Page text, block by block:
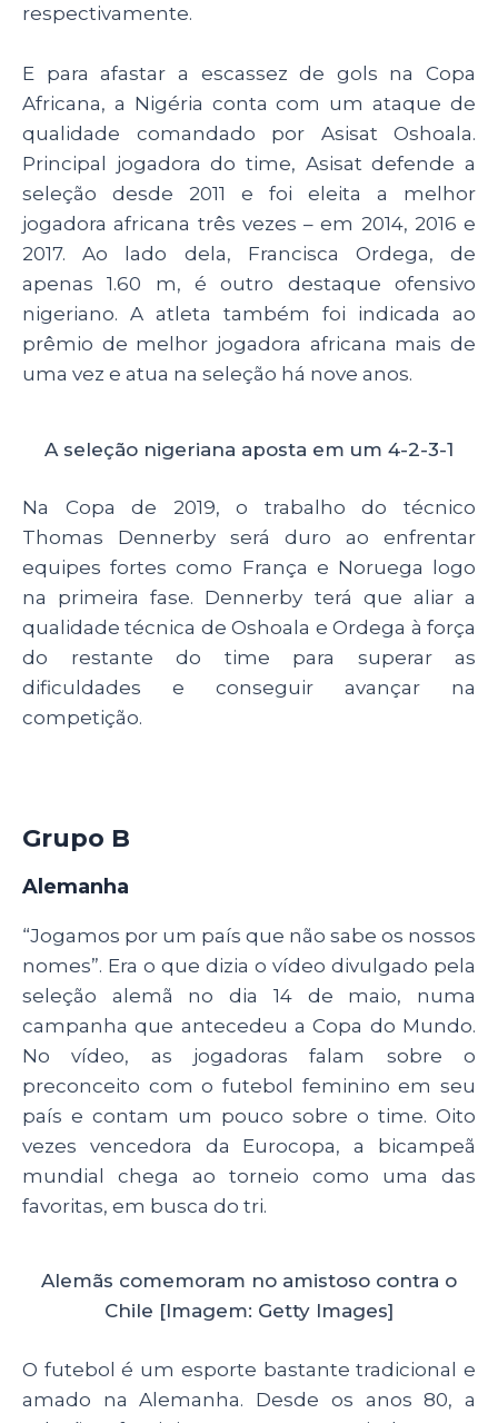
respectivamente.
E para afastar a escassez de gols na Copa
Africana, a Nigéria conta com um ataque de
qualidade comandado por Asisat Oshoala.
Principal jogadora do time, Asisat defende a
seleção desde 2011 e foi eleita a melhor
jogadora africana três vezes – em 2014, 2016 e
2017. Ao lado dela, Francisca Ordega, de
apenas 1.60 m, é outro destaque ofensivo
nigeriano. A atleta também foi indicada ao
prêmio de melhor jogadora africana mais de
uma vez e atua na seleção há nove anos.
A seleção nigeriana aposta em um 4-2-3-1
Na Copa de 2019, o trabalho do técnico
Thomas Dennerby será duro ao enfrentar
equipes fortes como França e Noruega logo
na primeira fase. Dennerby terá que aliar a
qualidade técnica de Oshoala e Ordega à força
do restante do time para superar as
dificuldades e conseguir avançar na
competição.
Grupo B
Alemanha
“Jogamos por um país que não sabe os nossos
nomes”. Era o que dizia o vídeo divulgado pela
seleção alemã no dia 14 de maio, numa
campanha que antecedeu a Copa do Mundo.
No vídeo, as jogadoras falam sobre o
preconceito com o futebol feminino em seu
país e contam um pouco sobre o time. Oito
vezes vencedora da Eurocopa, a bicampeã
mundial chega ao torneio como uma das
favoritas, em busca do tri.
Alemãs comemoram no amistoso contra o
Chile [Imagem: Getty Images]
O futebol é um esporte bastante tradicional e
amado na Alemanha. Desde os anos 80, a